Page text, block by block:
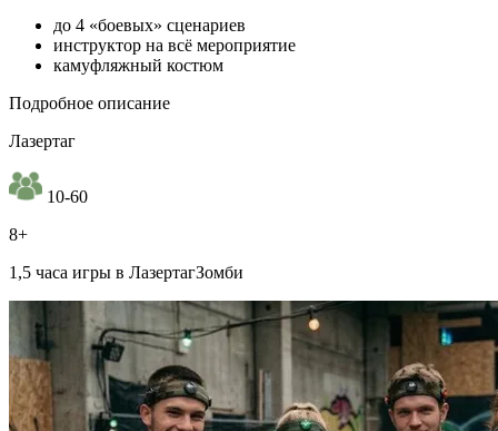
до 4 «боевых» сценариев
инструктор на всё мероприятие
камуфляжный костюм
Подробное описание
Лазертаг
10-60
8+
1,5 часа игры в ЛазертагЗомби